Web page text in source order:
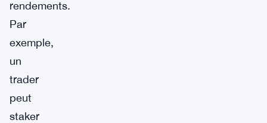
rendements.
Par
exemple,
un
trader
peut
staker